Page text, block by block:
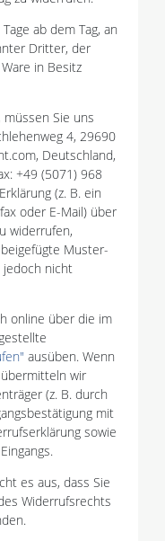
ab dem Tag, an
Dritter, der
in Besitz
Sie uns
4, 29690
Deutschland,
+49 (5071) 968
(z. B. ein
oder E-Mail) über
widerrufen,
Muster-
jedoch nicht
online über die im
ausüben. Wenn
wir
(z. B. durch
mit
sowie
es aus, dass Sie
Widerrufsrechts